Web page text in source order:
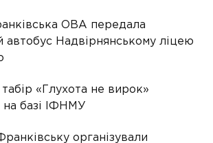
ОВА передала
автобус Надвірнянському ліцею
«Глухота не вирок»
на базі ІФНМУ
організували